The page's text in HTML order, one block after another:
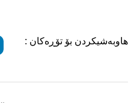
هاوبەشیکردن بۆ تۆڕەکان :